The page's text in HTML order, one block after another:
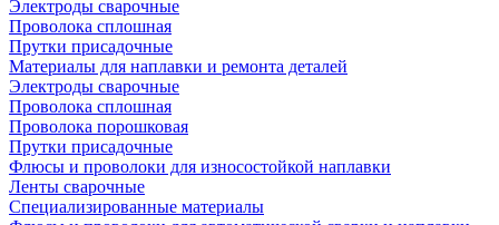
Электроды сварочные
Проволока сплошная
Прутки присадочные
Материалы для наплавки и ремонта деталей
Электроды сварочные
Проволока сплошная
Проволока порошковая
Прутки присадочные
Флюсы и проволоки для износостойкой наплавки
Ленты сварочные
Специализированные материалы